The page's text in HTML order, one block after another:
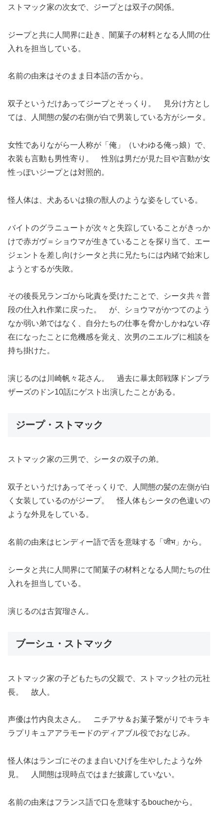
ストマック家の次女で、ジープとは双子の関係。
ジープと共に人間界に赴き、闇菓子の材料となる人間の仕
入れを担当している。
名前の由来はそのまま日本語の舌から。
双子というだけあってジープとそっくり。 見分け方とし
ては、人間態の髪の右側が白で男装している方がシータ。
女性でありながら一人称が「俺」（いわゆる俺っ娘）で、
衣装も言動も男性寄り。 性別は男だが見た目や言動が女
性っぽいジープとは対照的。
怪人体は、犬あるいは狼の獣人のような姿をしている。
バイトのグラニュートが次々と失踪していることがきっか
けで赤ガヴ＝ショウマが生きていることを探り当て、エー
ジェントを差し向けシータと共に兄たちには内緒で始末し
ようとするが失敗。
その後長兄ランゴから叱責を受けたことで、シータ共々普
段の仕入れ作業に戻った。 が、ショウマがかつてのよう
なか弱い弟ではなく、自分たちの仕事を脅かしかねない存
在になったことに危機感を覚え、次男のニエルブに相談を
持ち掛けた。
演じるのは川崎帆々花さん。 過去に暴太郎戦隊ドンブラ
ザーズのドン10話にゲスト出演したことがある。
ジープ・ストマック
ストマック家の三男で、シータの双子の弟。
双子というだけあってそっくりで、人間態の髪の左側が白
く女装しているのがジープ。 怪人体もシータの色違いの
ような外見をしている。
名前の由来はヒンディー語で舌を意味する「जीभ」から。
シータと共に人間界にて闇菓子の材料となる人間たちの仕
入れを担当している。
演じるのは古賀瑠さん。
ブーシュ・ストマック
ストマック家の子どもたちの父親で、ストマック社の元社
長。 故人。
声優は竹内良太さん。 ニチアサ＆お菓子繋がりでキラキ
ラプリキュアアラモードのディアブル役でおなじみ。
怪人体はランゴにそのまま白いひげを生やしたような外
見。 人間態は現時点ではまだ披露していない。
名前の由来はフランス語で口を意味するboucheから。